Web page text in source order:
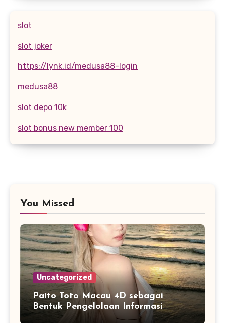
slot
slot joker
https://lynk.id/medusa88-login
medusa88
slot depo 10k
slot bonus new member 100
You Missed
Uncategorized
Paito Toto Macau 4D sebagai
Bentuk Pengelolaan Informasi
Digital yang Lebih Terstruktur